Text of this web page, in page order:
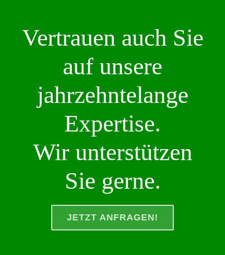
Vertrauen auch Sie
auf unsere
jahrzehntelange
Expertise.
Wir unterstützen
Sie gerne.
JETZT ANFRAGEN!